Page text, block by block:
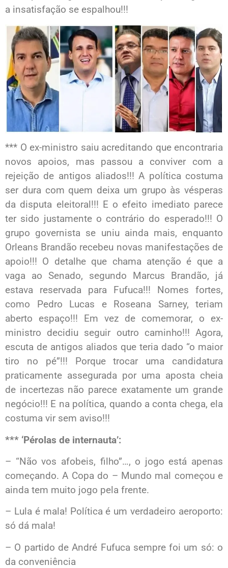
a insatisfação se espalhou!!!
*** O ex-ministro saiu acreditando que encontraria
novos apoios, mas passou a conviver com a
rejeição de antigos aliados!!! A política costuma
ser dura com quem deixa um grupo às vésperas
da disputa eleitoral!!! E o efeito imediato parece
ter sido justamente o contrário do esperado!!! O
grupo governista se uniu ainda mais, enquanto
Orleans Brandão recebeu novas manifestações de
apoio!!! O detalhe que chama atenção é que a
vaga ao Senado, segundo Marcus Brandão, já
estava reservada para Fufuca!!! Nomes fortes,
como Pedro Lucas e Roseana Sarney, teriam
aberto espaço!!! Em vez de comemorar, o ex-
ministro decidiu seguir outro caminho!!! Agora,
escuta de antigos aliados que teria dado “o maior
tiro no pé”!!! Porque trocar uma candidatura
praticamente assegurada por uma aposta cheia
de incertezas não parece exatamente um grande
negócio!!! E na política, quando a conta chega, ela
costuma vir sem aviso!!!
*** ‘Pérolas de internauta’:
– “Não vos afobeis, filho”…, o jogo está apenas
começando. A Copa do – Mundo mal começou e
ainda tem muito jogo pela frente.
– Lula é mala! Política é um verdadeiro aeroporto:
só dá mala!
– O partido de André Fufuca sempre foi um só: o
da conveniência